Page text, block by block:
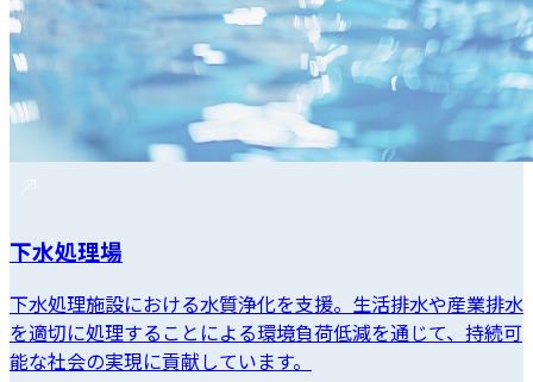
下水処理場
下水処理施設における水質浄化を支援。生活排水や産業排水
を適切に処理することによる環境負荷低減を通じて、持続可
能な社会の実現に貢献しています。